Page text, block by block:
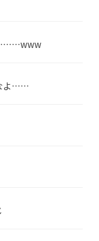
………www
よ……